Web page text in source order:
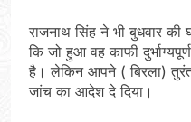
राजनाथ सिंह ने भी बुधवार की
कि जो हुआ वह काफी
है। लेकिन आपने ( बिरला)
जांच का आदेश दे दिया।